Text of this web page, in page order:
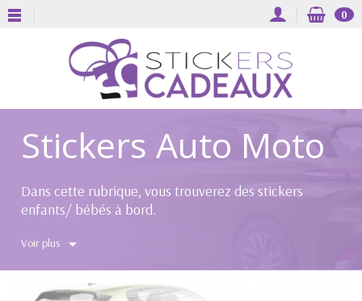
0
Stickers Auto Moto
Dans cette rubrique, vous trouverez des stickers
enfants/ bébés à bord.
permettant de décorer autos et motos... des kits déco
Voir plus